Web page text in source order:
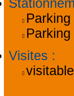
Visites :
visitable